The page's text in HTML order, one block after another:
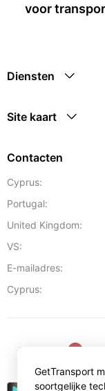
voor
Diensten
Site kaart
Contacten
Cyprus:
Portugal:
United Kingdom:
VS:
E-mailadres:
Cyprus:
€
GetTransport
soortgelijke